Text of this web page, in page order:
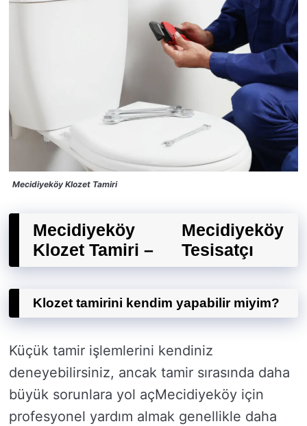
Mecidiyeköy Klozet Tamiri
Mecidiyeköy
Klozet Tamiri –
Mecidiyeköy
Tesisatçı
Klozet tamirini kendim yapabilir miyim?
Küçük tamir işlemlerini kendiniz
deneyebilirsiniz, ancak tamir sırasında daha
büyük sorunlara yol açMecidiyeköy için
profesyonel yardım almak genellikle daha